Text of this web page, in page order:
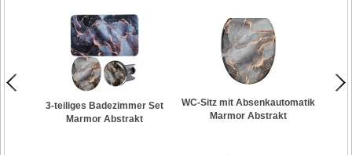
3-teiliges Badezimmer Set
Marmor Abstrakt
WC-Sitz mit Absenkautomatik
Marmor Abstrakt